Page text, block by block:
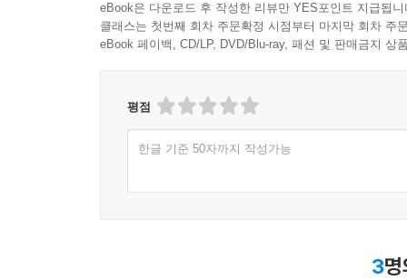
eBook은 다운로드 후 작성한 리뷰만 YES포인트 지급됩니
클래스는 첫번째 회차 주문확정 시점부터 마지막 회차 주
eBook 페이백, CD/LP, DVD/Blu-ray, 패션 및 판매금지 상
평점
한글 기준 50자까지 작성가능
3